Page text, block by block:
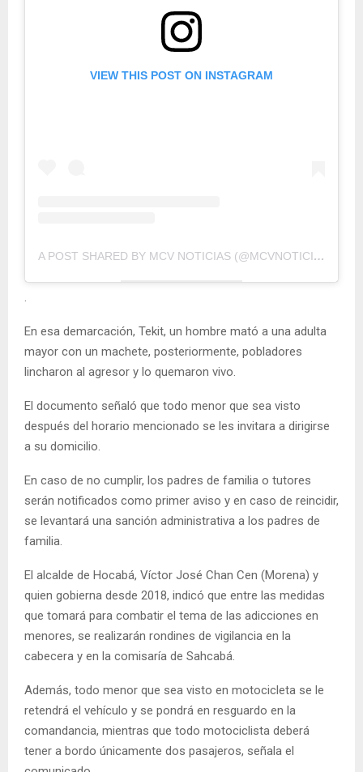
VIEW THIS POST ON INSTAGRAM
A POST SHARED BY MCV NOTICIAS (@MCVNOTICIAS)
.
En esa demarcación, Tekit, un hombre mató a una adulta
mayor con un machete, posteriormente, pobladores
lincharon al agresor y lo quemaron vivo.
El documento señaló que todo menor que sea visto
después del horario mencionado se les invitara a dirigirse
a su domicilio.
En caso de no cumplir, los padres de familia o tutores
serán notificados como primer aviso y en caso de reincidir,
se levantará una sanción administrativa a los padres de
familia.
El alcalde de Hocabá, Víctor José Chan Cen (Morena) y
quien gobierna desde 2018, indicó que entre las medidas
que tomará para combatir el tema de las adicciones en
menores, se realizarán rondines de vigilancia en la
cabecera y en la comisaría de Sahcabá.
Además, todo menor que sea visto en motocicleta se le
retendrá el vehículo y se pondrá en resguardo en la
comandancia, mientras que todo motociclista deberá
tener a bordo únicamente dos pasajeros, señala el